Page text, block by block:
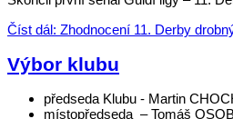
Číst dál: Zhodnocení 11. Derby
Výbor klubu
předseda Klubu - Martin
místopředseda – Tomáš